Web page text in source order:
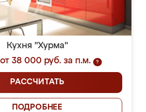
Кухня "Хурма"
38 000 руб. за п.м.
?
РАССЧИТАТЬ
ПОДРОБНЕЕ